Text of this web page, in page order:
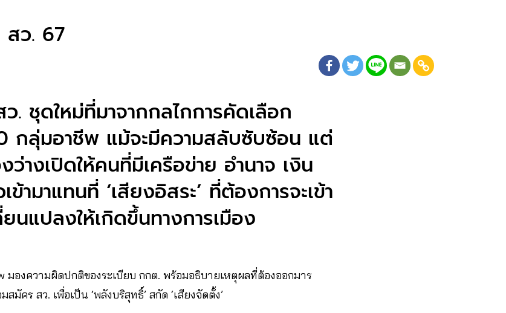
สว. 67
. ชุดใหม่ที่มาจากกลไกการคัดเลือก
กลุ่มอาชีพ แม้จะมีความสลับซับซ้อน แต่
างเปิดให้คนที่มีเครือข่าย อำนาจ เงิน
ข้ามาแทนที่ ‘เสียงอิสระ’ ที่ต้องการจะเข้า
นแปลงให้เกิดขึ้นทางการเมือง
องความผิดปกติของระเบียบ กกต. พร้อมอธิบายเหตุผลที่ต้องออกมาร
คร สว. เพื่อเป็น ‘พลังบริสุทธิ์’ สกัด ‘เสียงจัดตั้ง’